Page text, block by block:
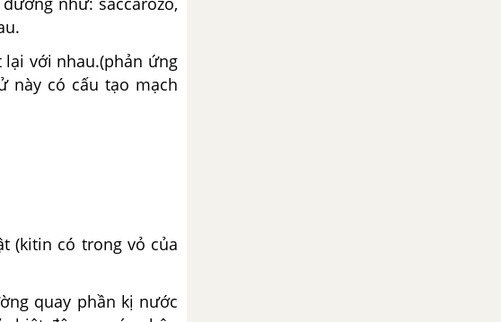
với nhau.(phản ứng
này có cấu tạo mạch
(kitin có trong vỏ của
quay phần kị nước